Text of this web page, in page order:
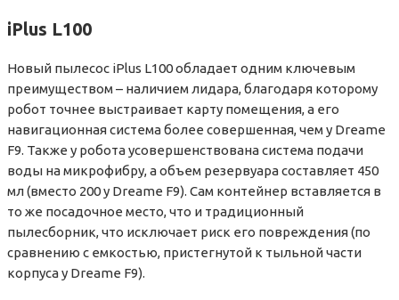
iPlus L100
Новый пылесос iPlus L100 обладает одним ключевым
преимуществом – наличием лидара, благодаря которому
робот точнее выстраивает карту помещения, а его
навигационная система более совершенная, чем у Dreame
F9. Также у робота усовершенствована система подачи
воды на микрофибру, а объем резервуара составляет 450
мл (вместо 200 у Dreame F9). Сам контейнер вставляется в
то же посадочное место, что и традиционный
пылесборник, что исключает риск его повреждения (по
сравнению с емкостью, пристегнутой к тыльной части
корпуса у Dreame F9).